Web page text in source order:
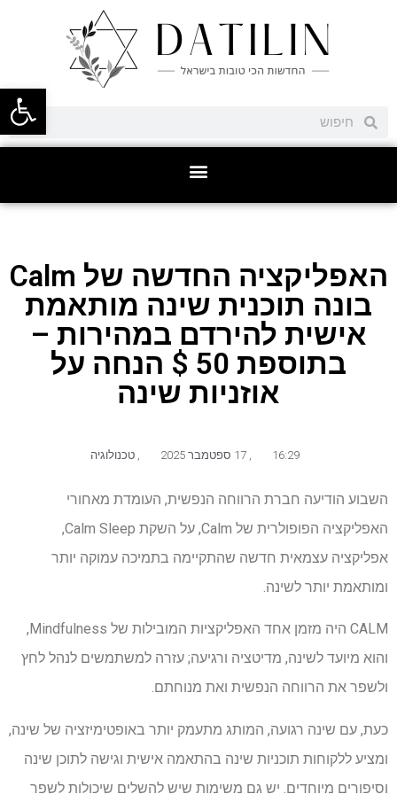
פתח
האפליקציה החדשה של Calm
בונה תוכנית שינה מותאמת
אישית להירדם במהירות –
בתוספת 50 $ הנחה על
אוזניות שינה
16:29
,
, טכנולוגיה
השבוע הודיעה חברת הרווחה הנפשית, העומדת מאחורי
האפליקציה הפופולרית של Calm, על השקת Calm Sleep,
אפליקציה עצמאית חדשה שהתקיימה בתמיכה עמוקה יותר
ומותאמת יותר לשינה.
CALM היה מזמן אחד האפליקציות המובילות של Mindfulness,
והוא מיועד לשינה, מדיטציה ורגיעה; עזרה למשתמשים לנהל לחץ
ולשפר את הרווחה הנפשית ואת מנוחתם.
כעת, עם שינה רגועה, המותג מתעמק יותר באופטימיזציה של שינה,
ומציע ללקוחות תוכניות שינה בהתאמה אישית וגישה לתוכן שינה
וסיפורים מיוחדים. יש גם משימות שיש להשלים שיכולות לשפר